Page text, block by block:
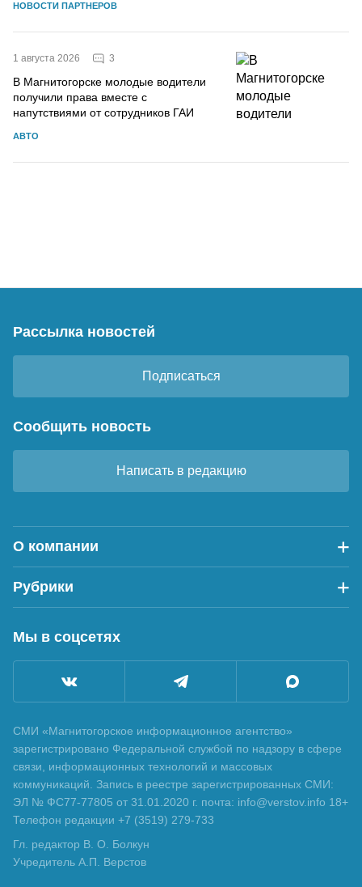
НОВОСТИ ПАРТНЕРОВ
1 августа 2026 3
В Магнитогорске молодые водители
получили права вместе с
напутствиями от сотрудников ГАИ
АВТО
Рассылка новостей
Подписаться
Сообщить новость
Написать в редакцию
О компании
Рубрики
Мы в соцсетях
СМИ «Магнитогорское информационное агентство»
зарегистрировано Федеральной службой по надзору в сфере
связи, информационных технологий и массовых
коммуникаций. Запись в реестре зарегистрированных СМИ:
ЭЛ № ФС77-77805 от 31.01.2020 г. почта: info@verstov.info 18+
Телефон редакции +7 (3519) 279-733
Гл. редактор В. О. Болкун
Учредитель А.П. Верстов